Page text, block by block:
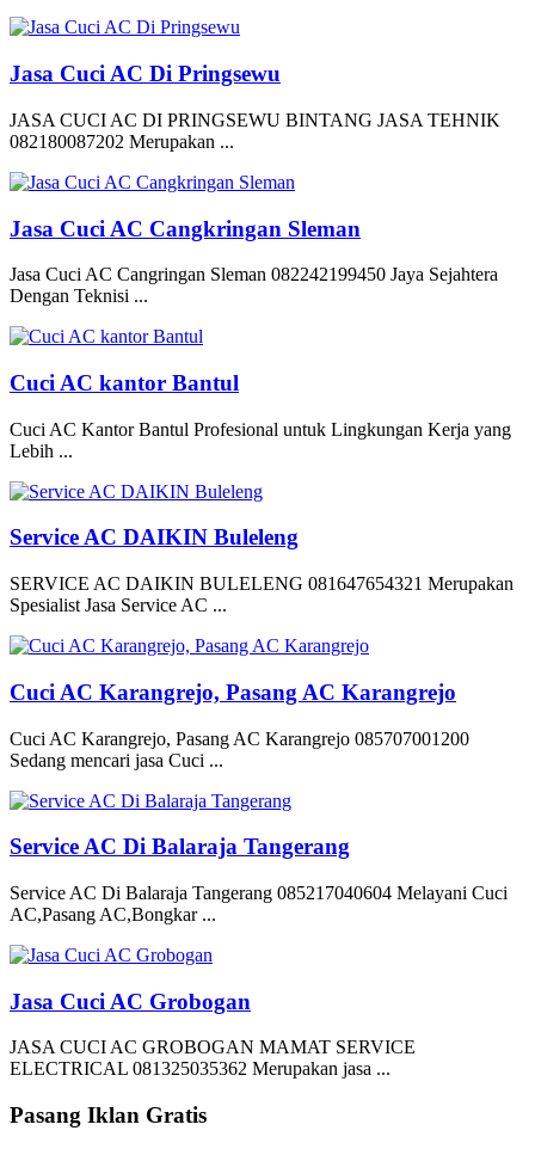
Jasa Cuci AC Di Pringsewu
JASA CUCI AC DI PRINGSEWU BINTANG JASA TEHNIK
082180087202 Merupakan ...
Jasa Cuci AC Cangkringan Sleman
Jasa Cuci AC Cangringan Sleman 082242199450 Jaya Sejahtera
Dengan Teknisi ...
Cuci AC kantor Bantul
Cuci AC Kantor Bantul Profesional untuk Lingkungan Kerja yang
Lebih ...
Service AC DAIKIN Buleleng
SERVICE AC DAIKIN BULELENG 081647654321 Merupakan
Spesialist Jasa Service AC ...
Cuci AC Karangrejo, Pasang AC Karangrejo
Cuci AC Karangrejo, Pasang AC Karangrejo 085707001200
Sedang mencari jasa Cuci ...
Service AC Di Balaraja Tangerang
Service AC Di Balaraja Tangerang 085217040604 Melayani Cuci
AC,Pasang AC,Bongkar ...
Jasa Cuci AC Grobogan
JASA CUCI AC GROBOGAN MAMAT SERVICE
ELECTRICAL 081325035362 Merupakan jasa ...
Pasang Iklan Gratis